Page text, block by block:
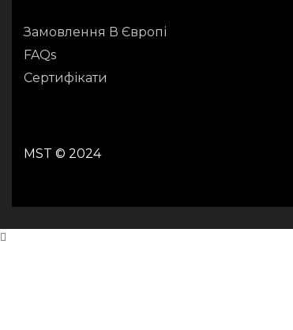
Замовлення В Європі
FAQs
Сертифікати
MST © 2024